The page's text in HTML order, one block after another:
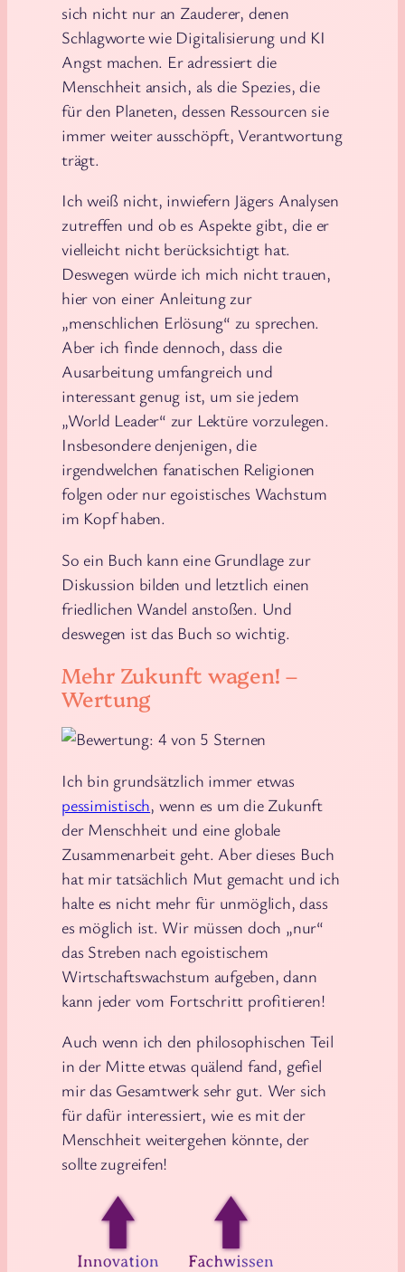
sich nicht nur an Zauderer, denen
Schlagworte wie Digitalisierung und KI
Angst machen. Er adressiert die
Menschheit ansich, als die Spezies, die
für den Planeten, dessen Ressourcen sie
immer weiter ausschöpft, Verantwortung
trägt.
Ich weiß nicht, inwiefern Jägers Analysen
zutreffen und ob es Aspekte gibt, die er
vielleicht nicht berücksichtigt hat.
Deswegen würde ich mich nicht trauen,
hier von einer Anleitung zur
„menschlichen Erlösung“ zu sprechen.
Aber ich finde dennoch, dass die
Ausarbeitung umfangreich und
interessant genug ist, um sie jedem
„World Leader“ zur Lektüre vorzulegen.
Insbesondere denjenigen, die
irgendwelchen fanatischen Religionen
folgen oder nur egoistisches Wachstum
im Kopf haben.
So ein Buch kann eine Grundlage zur
Diskussion bilden und letztlich einen
friedlichen Wandel anstoßen. Und
deswegen ist das Buch so wichtig.
Mehr Zukunft wagen! –
Wertung
Ich bin grundsätzlich immer etwas
pessimistisch, wenn es um die Zukunft
der Menschheit und eine globale
Zusammenarbeit geht. Aber dieses Buch
hat mir tatsächlich Mut gemacht und ich
halte es nicht mehr für unmöglich, dass
es möglich ist. Wir müssen doch „nur“
das Streben nach egoistischem
Wirtschaftswachstum aufgeben, dann
kann jeder vom Fortschritt profitieren!
Auch wenn ich den philosophischen Teil
in der Mitte etwas quälend fand, gefiel
mir das Gesamtwerk sehr gut. Wer sich
für dafür interessiert, wie es mit der
Menschheit weitergehen könnte, der
sollte zugreifen!